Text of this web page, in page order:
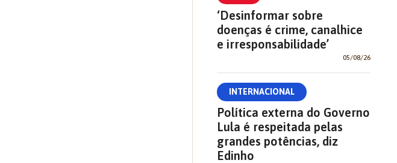
‘Desinformar sobre
doenças é crime, canalhice
e irresponsabilidade’
05/08/26
INTERNACIONAL
Política externa do Governo
Lula é respeitada pelas
grandes potências, diz
Edinho